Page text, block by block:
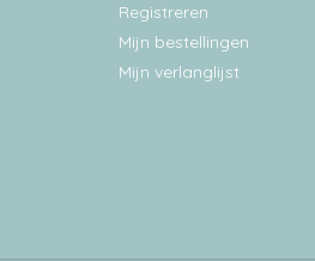
Registreren
Mijn bestellingen
Mijn verlanglijst